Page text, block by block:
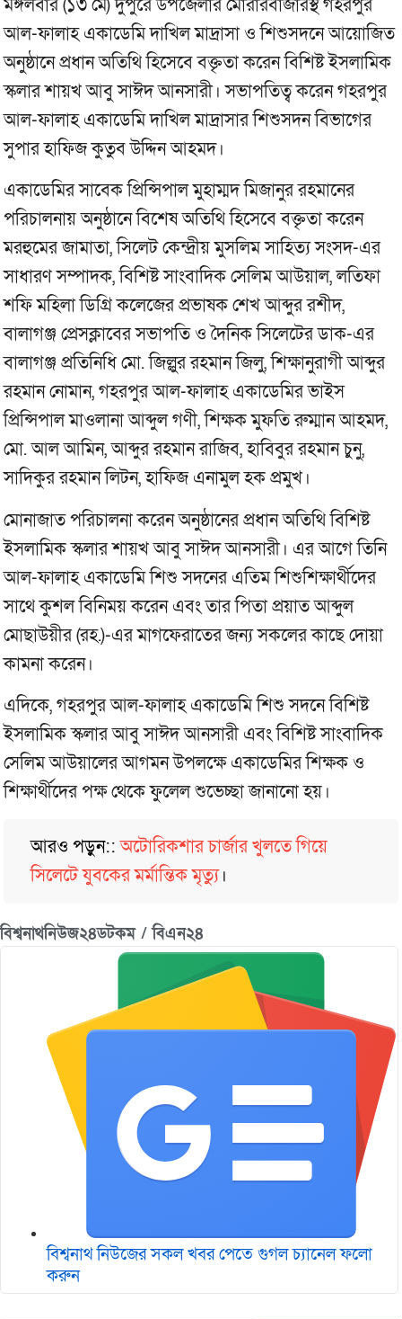
মঙ্গলবার (১৩ মে) দুপুরে উপজেলার মোরারবাজারস্থ গহরপুর
আল-ফালাহ একাডেমি দাখিল মাদ্রাসা ও শিশুসদনে আয়োজিত
অনুষ্ঠানে প্রধান অতিথি হিসেবে বক্তৃতা করেন বিশিষ্ট ইসলামিক
স্কলার শায়খ আবু সাঈদ আনসারী। সভাপতিত্ব করেন গহরপুর
আল-ফালাহ একাডেমি দাখিল মাদ্রাসার শিশুসদন বিভাগের
সুপার হাফিজ কুতুব উদ্দিন আহমদ।
একাডেমির সাবেক প্রিন্সিপাল মুহাম্মদ মিজানুর রহমানের
পরিচালনায় অনুষ্ঠানে বিশেষ অতিথি হিসেবে বক্তৃতা করেন
মরহুমের জামাতা, সিলেট কেন্দ্রীয় মুসলিম সাহিত্য সংসদ-এর
সাধারণ সম্পাদক, বিশিষ্ট সাংবাদিক সেলিম আউয়াল, লতিফা
শফি মহিলা ডিগ্রি কলেজের প্রভাষক শেখ আব্দুর রশীদ,
বালাগঞ্জ প্রেসক্লাবের সভাপতি ও দৈনিক সিলেটের ডাক-এর
বালাগঞ্জ প্রতিনিধি মো. জিল্লুর রহমান জিলু, শিক্ষানুরাগী আব্দুর
রহমান নোমান, গহরপুর আল-ফালাহ একাডেমির ভাইস
প্রিন্সিপাল মাওলানা আব্দুল গণী, শিক্ষক মুফতি রুম্মান আহমদ,
মো. আল আমিন, আব্দুর রহমান রাজিব, হাবিবুর রহমান চুনু,
সাদিকুর রহমান লিটন, হাফিজ এনামুল হক প্রমুখ।
মোনাজাত পরিচালনা করেন অনুষ্ঠানের প্রধান অতিথি বিশিষ্ট
ইসলামিক স্কলার শায়খ আবু সাঈদ আনসারী। এর আগে তিনি
আল-ফালাহ একাডেমি শিশু সদনের এতিম শিশুশিক্ষার্থীদের
সাথে কুশল বিনিময় করেন এবং তার পিতা প্রয়াত আব্দুল
মোছাউয়ীর (রহ.)-এর মাগফেরাতের জন্য সকলের কাছে দোয়া
কামনা করেন।
এদিকে, গহরপুর আল-ফালাহ একাডেমি শিশু সদনে বিশিষ্ট
ইসলামিক স্কলার আবু সাঈদ আনসারী এবং বিশিষ্ট সাংবাদিক
সেলিম আউয়ালের আগমন উপলক্ষে একাডেমির শিক্ষক ও
শিক্ষার্থীদের পক্ষ থেকে ফুলেল শুভেচ্ছা জানানো হয়।
আরও পড়ুন::অটোরিকশার চার্জার খুলতে গিয়ে
সিলেটে যুবকের মর্মান্তিক মৃত্যু।
বিশ্বনাথনিউজ২৪ডটকম / বিএন২৪
বিশ্বনাথ নিউজের সকল খবর পেতে গুগল চ‌্যানেল ফলো
করুন